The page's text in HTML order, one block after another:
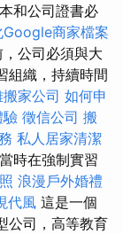
和公司證書必
Google商家檔案
公司必須與大
組織，持續時間
家公司 如何申
驗 徵信公司 搬
私人居家清潔
時在強制實習
浪漫戶外婚禮
代風 這是一個
公司，高等教育